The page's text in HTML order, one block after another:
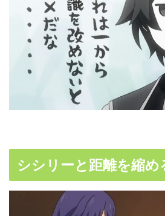
シシリーと距離を縮め